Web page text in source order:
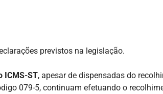
previstos na legislação.
ICMS-ST, apesar de dispensadas do
079-5, continuam efetuando o